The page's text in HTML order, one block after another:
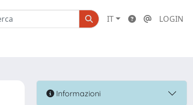
IT LOGIN
Informazioni